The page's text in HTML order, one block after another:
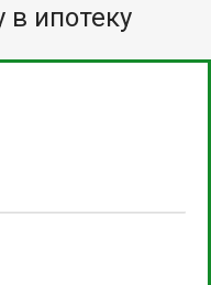
в ипотеку